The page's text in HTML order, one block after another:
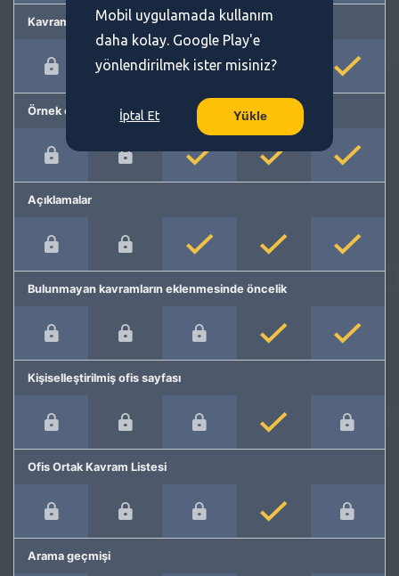
Kavram önerme
Örnek cümleler
Açıklamalar
Bulunmayan kavramların eklenmesinde öncelik
Kişiselleştirilmiş ofis sayfası
Ofis Ortak Kavram Listesi
Arama geçmişi
Mobil uygulamada kullanım
daha kolay. Google Play'e
yönlendirilmek ister misiniz?
İptal Et Yükle